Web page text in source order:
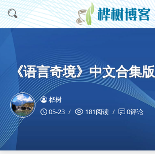
《语言奇境》中文合集版
桦树
05-23
181阅读 0评论